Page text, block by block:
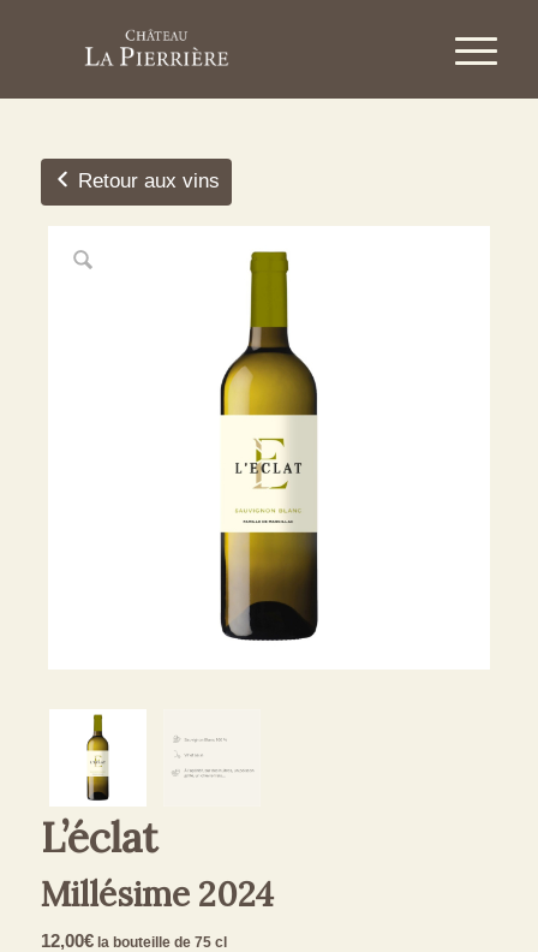
Retour aux vins
L’éclat
Millésime 2024
12,00€la bouteille de 75 cl